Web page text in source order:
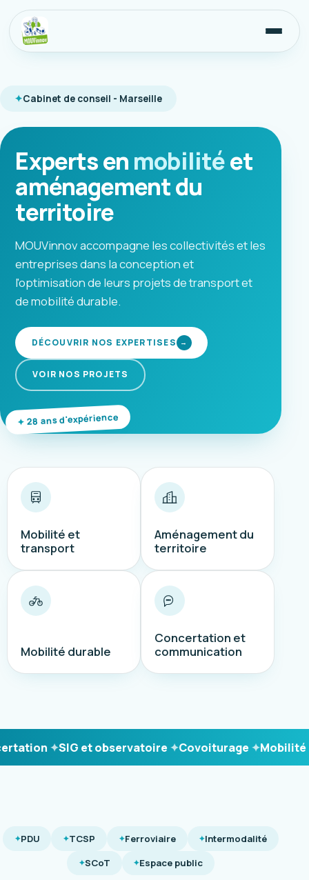
Cabinet de conseil - Marseille
Experts enmobilitéet
aménagement du
territoire
MOUVinnov accompagne les collectivités et les
entreprises dans la conception et
l'optimisation de leurs projets de transport et
de mobilité durable.
DÉCOUVRIR NOS EXPERTISES →
VOIR NOS PROJETS
28 ans d'expérience
Mobilité et
transport
Aménagement du
territoire
Mobilité durable
Concertation et
communication
SIG et observatoire Covoiturage Mobilité
PDU TCSP Ferroviaire
Intermodalité
SCoT
Espace public